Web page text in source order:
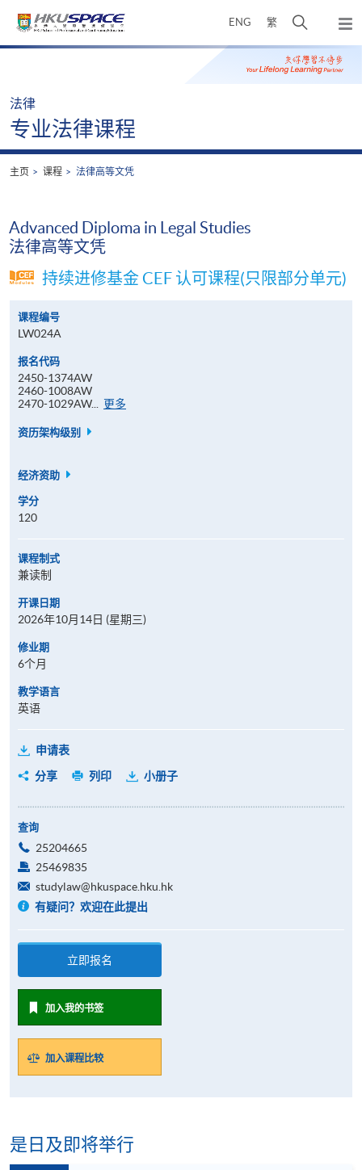
ENG 繁
开
搜
寻
弹
出
主
Main
法律
专业法律课程
主页 课程 法律高等文凭
Advanced Diploma in Legal Studies
法律高等文凭
持续进修基金 CEF 认可课程(只限部分单元)
课程编号
LW024A
报名代码
2450-1374AW
2460-1008AW
2470-1029AW...
更多
资历架构级别
经济资助
学分
120
课程制式
兼读制
开课日期
2026年10月14日 (星期三)
修业期
6个月
教学语言
英语
申请表
分享
列印 小册子
查询
25204665
25469835
studylaw@hkuspace.hku.hk
有疑问？欢迎在此提出
立即报名
加入我的书签
加入课程比较
是日及即将举行